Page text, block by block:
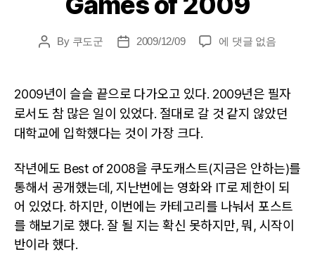
PostBy 쿠도군
Post2009/12/09
[Best
Top
5
Games
에 댓글 없음
2009년이 슬슬 끝으로 다가오고 있다. 2009년은 필자
로서도 참 많은 일이 있었다. 절대로 갈 것 같지 않았던
대학교에 입학했다는 것이 가장 크다.
작년에도 Best of 2008을 쿠도캐스트(지금은 안하는)를
통해서 공개했는데, 지난번에는 영화와 IT로 제한이 되
어 있었다. 하지만, 이번에는 카테고리를 나눠서 포스트
를 해보기로 했다. 잘 될 지는 확신 못하지만, 뭐, 시작이
반이라 했다.